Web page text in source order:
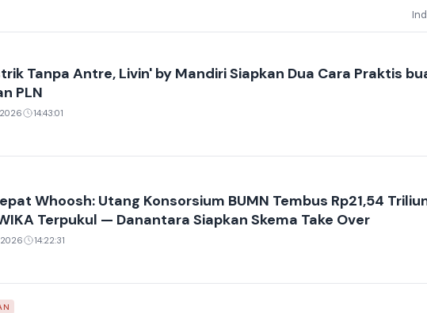
Tanpa Antre, Livin' by Mandiri Siapkan Dua Cara Praktis
PLN
14:43:01
Whoosh: Utang Konsorsium BUMN Tembus Rp21,54
Terpukul — Danantara Siapkan Skema Take Over
14:22:31